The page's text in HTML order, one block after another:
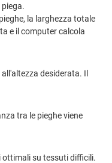
la larghezza totale
e il computer calcola
desiderata. Il
tra le pieghe viene
su tessuti difficili.